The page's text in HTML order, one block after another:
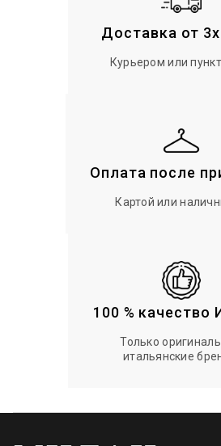
Доставка от
Курьером или пункт
Оплата после
Картой или
100 % качество
Только
итальянские